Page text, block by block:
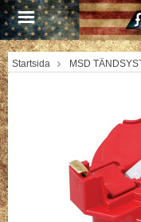
Startsida MSD